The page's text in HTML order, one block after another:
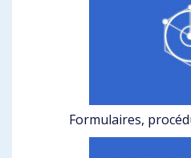
Formulaires,